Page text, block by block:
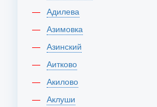
Адилева
Азимовка
Азинский
Аитково
Акилово
Аклуши